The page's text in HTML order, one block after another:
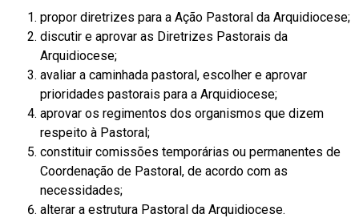
propor diretrizes para a Ação Pastoral da Arquidiocese;
discutir e aprovar as Diretrizes Pastorais da
Arquidiocese;
avaliar a caminhada pastoral, escolher e aprovar
prioridades pastorais para a Arquidiocese;
aprovar os regimentos dos organismos que dizem
respeito à Pastoral;
constituir comissões temporárias ou permanentes de
Coordenação de Pastoral, de acordo com as
necessidades;
alterar a estrutura Pastoral da Arquidiocese.